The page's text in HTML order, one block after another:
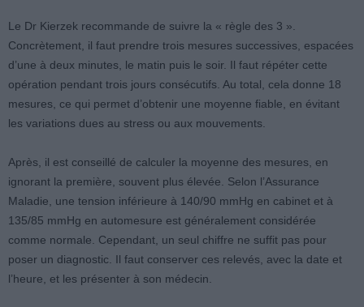
Le Dr Kierzek recommande de suivre la « règle des 3 ».
Concrètement, il faut prendre trois mesures successives, espacées
d’une à deux minutes, le matin puis le soir. Il faut répéter cette
opération pendant trois jours consécutifs. Au total, cela donne 18
mesures, ce qui permet d’obtenir une moyenne fiable, en évitant
les variations dues au stress ou aux mouvements.
Après, il est conseillé de calculer la moyenne des mesures, en
ignorant la première, souvent plus élevée. Selon l’Assurance
Maladie, une tension inférieure à 140/90 mmHg en cabinet et à
135/85 mmHg en automesure est généralement considérée
comme normale. Cependant, un seul chiffre ne suffit pas pour
poser un diagnostic. Il faut conserver ces relevés, avec la date et
l’heure, et les présenter à son médecin.